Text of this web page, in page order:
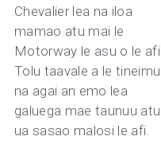
Chevalier lea na iloa
mamao atu mai le
Motorway le asu o le afi.
Tolu taavale a le tineimu
na agai an emo lea
galuega mae taunuu atu
ua sasao malosi le afi.